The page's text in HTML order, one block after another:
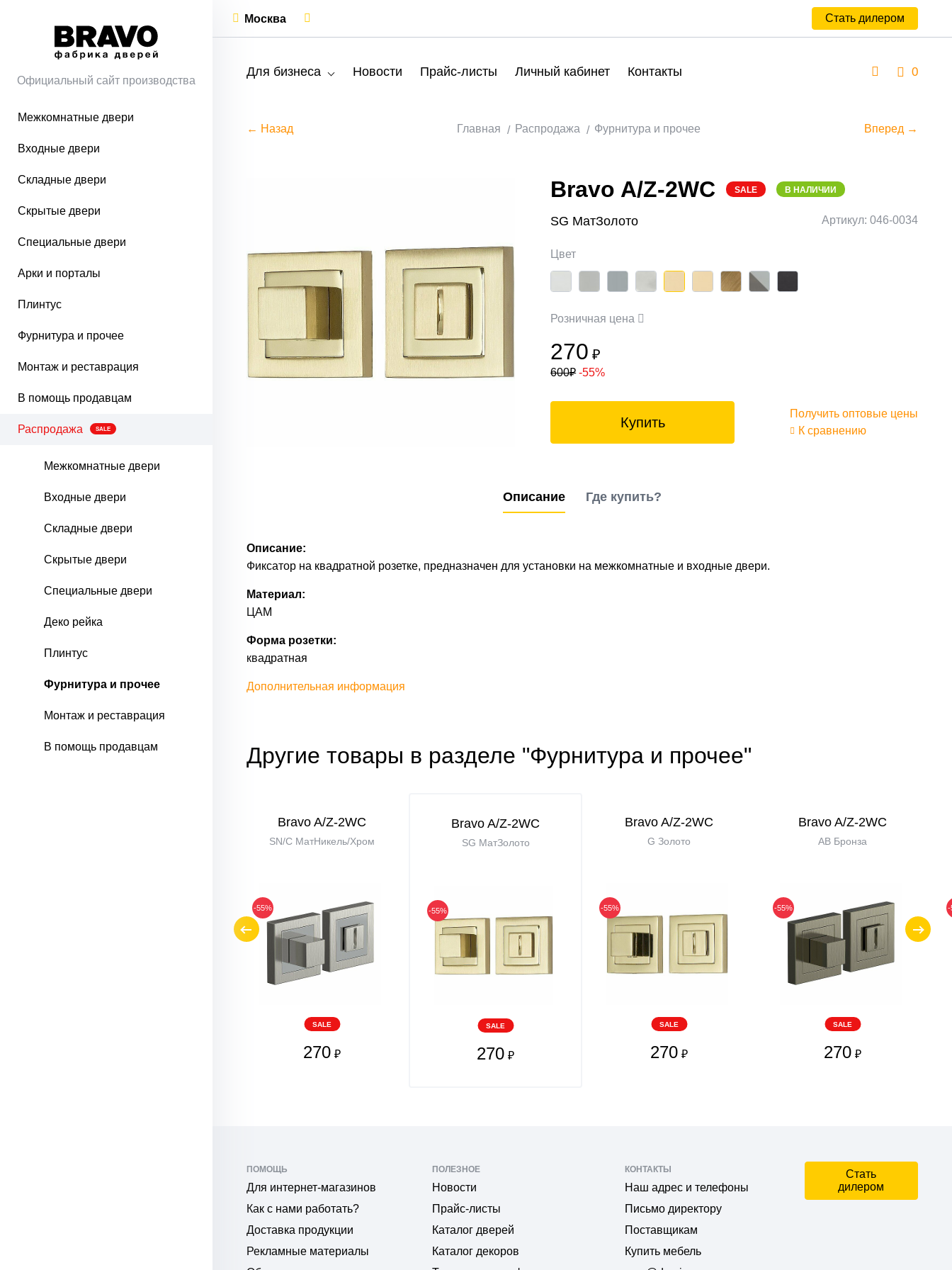
Официальный сайт производства
Межкомнатные двери
Входные двери
Складные двери
Скрытые двери
Специальные двери
Арки и порталы
Плинтус
Фурнитура и прочее
Монтаж и реставрация
В помощь продавцам
Распродажа SALE
Межкомнатные двери
Входные двери
Складные двери
Скрытые двери
Специальные двери
Деко рейка
Плинтус
Фурнитура и прочее
Монтаж и реставрация
В помощь продавцам
Москва Стать дилером
Для бизнеса Новости Прайс-листы Личный кабинет Контакты 0
← Назад Главная Распродажа Фурнитура и прочее Вперед →
Bravo A/Z-2WC SALE В НАЛИЧИИ
SG МатЗолото Артикул: 046-0034
Цвет
Розничная цена
270 ₽
600₽ -55%
Купить
Получить оптовые цены
К сравнению
Описание Где купить?
Описание:
Фиксатор на квадратной розетке, предназначен для установки на межкомнатные и входные двери.
Материал:
ЦАМ
Форма розетки:
квадратная
Дополнительная информация
Другие товары в разделе "Фурнитура и прочее"
Bravo A/Z-2WC
SN/C МатНикель/Хром
-55%
SALE
270 ₽
Bravo A/Z-2WC
SG МатЗолото
-55%
SALE
270 ₽
Bravo A/Z-2WC
G Золото
-55%
SALE
270 ₽
Bravo A/Z-2WC
AB Бронза
-55%
SALE
270 ₽
-
ПОМОЩЬ
Для интернет-магазинов
Как с нами работать?
Доставка продукции
Рекламные материалы
ПОЛЕЗНОЕ
Новости
Прайс-листы
Каталог дверей
Каталог декоров
КОНТАКТЫ
Наш адрес и телефоны
Письмо директору
Поставщикам
Купить мебель
Стать
дилером